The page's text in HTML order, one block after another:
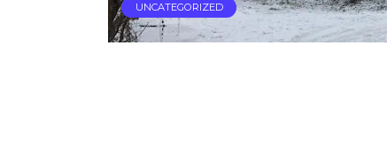
UNCATEGORIZED